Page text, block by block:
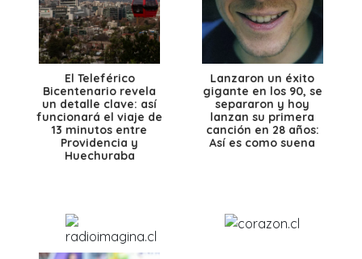
El Teleférico
Bicentenario revela
un detalle clave: así
funcionará el viaje de
13 minutos entre
Providencia y
Huechuraba
Lanzaron un éxito
gigante en los 90, se
separaron y hoy
lanzan su primera
canción en 28 años:
Así es como suena